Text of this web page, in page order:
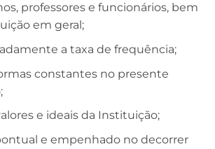
professores e funcionários, bem
em geral;
a taxa de frequência;
constantes no presente
e ideais da Instituição;
e empenhado no decorrer